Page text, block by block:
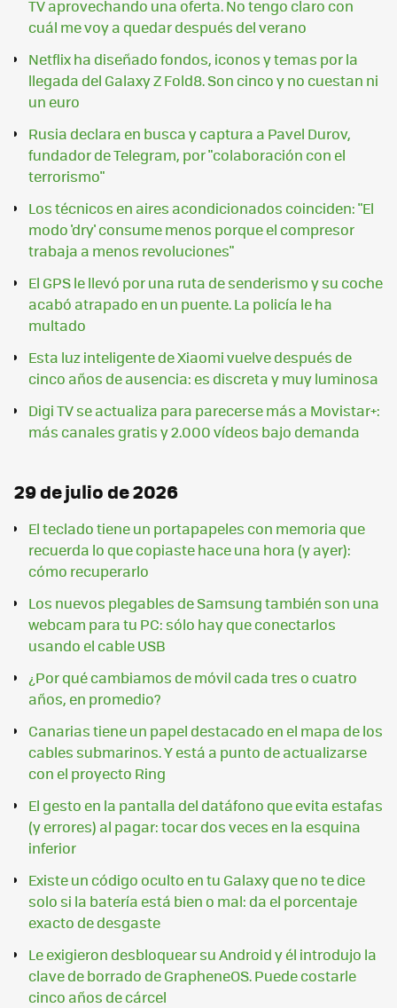
TV aprovechando una oferta. No tengo claro con
cuál me voy a quedar después del verano
Netflix ha diseñado fondos, iconos y temas por la
llegada del Galaxy Z Fold8. Son cinco y no cuestan ni
un euro
Rusia declara en busca y captura a Pavel Durov,
fundador de Telegram, por "colaboración con el
terrorismo"
Los técnicos en aires acondicionados coinciden: "El
modo 'dry' consume menos porque el compresor
trabaja a menos revoluciones"
El GPS le llevó por una ruta de senderismo y su coche
acabó atrapado en un puente. La policía le ha
multado
Esta luz inteligente de Xiaomi vuelve después de
cinco años de ausencia: es discreta y muy luminosa
Digi TV se actualiza para parecerse más a Movistar+:
más canales gratis y 2.000 vídeos bajo demanda
29 de julio de 2026
El teclado tiene un portapapeles con memoria que
recuerda lo que copiaste hace una hora (y ayer):
cómo recuperarlo
Los nuevos plegables de Samsung también son una
webcam para tu PC: sólo hay que conectarlos
usando el cable USB
¿Por qué cambiamos de móvil cada tres o cuatro
años, en promedio?
Canarias tiene un papel destacado en el mapa de los
cables submarinos. Y está a punto de actualizarse
con el proyecto Ring
El gesto en la pantalla del datáfono que evita estafas
(y errores) al pagar: tocar dos veces en la esquina
inferior
Existe un código oculto en tu Galaxy que no te dice
solo si la batería está bien o mal: da el porcentaje
exacto de desgaste
Le exigieron desbloquear su Android y él introdujo la
clave de borrado de GrapheneOS. Puede costarle
cinco años de cárcel